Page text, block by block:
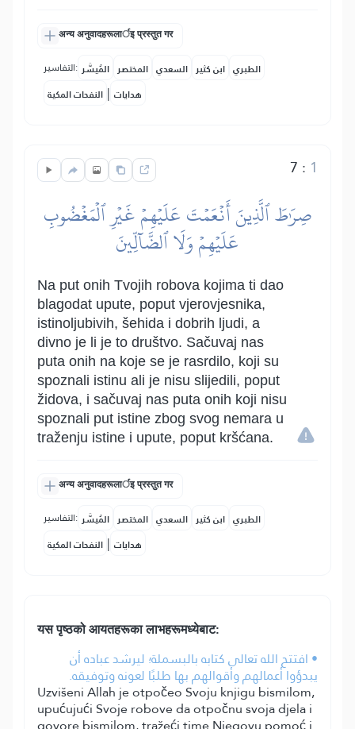
अन्य अनुवादहरूलार्इ प्रस्तुत गर
التفاسير: المُيسَّر المختصر السعدي ابن كثير الطبري
النفحات المكية | هدايات
7 : 1
صِرَٰطَ ٱلَّذِينَ أَنۡعَمۡتَ عَلَيۡهِمۡ غَيۡرِ ٱلۡمَغۡضُوبِ
عَلَيۡهِمۡ وَلَا ٱلضَّآلِّينَ
Na put onih Tvojih robova kojima ti dao
blagodat upute, poput vjerovjesnika,
istinoljubivih, šehida i dobrih ljudi, a
divno je li je to društvo. Sačuvaj nas
puta onih na koje se je rasrdilo, koji su
spoznali istinu ali je nisu slijedili, poput
židova, i sačuvaj nas puta onih koji nisu
spoznali put istine zbog svog nemara u
traženju istine i upute, poput kršćana.
अन्य अनुवादहरूलार्इ प्रस्तुत गर
التفاسير: المُيسَّر المختصر السعدي ابن كثير الطبري
النفحات المكية | هدايات
यस पृष्ठको आयतहरूका लाभहरूमध्येबाट:
• افتتح الله تعالى كتابه بالبسملة؛ ليرشد عباده أن
يبدؤوا أعمالهم وأقوالهم بها طلبًا لعونه وتوفيقه.
Uzvišeni Allah je otpočeo Svoju knjigu bismilom,
upućujući Svoje robove da otpočnu svoja djela i